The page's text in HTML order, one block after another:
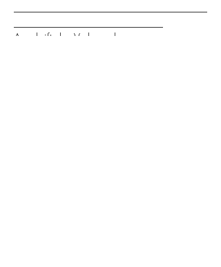
Anschrift des Verbrauchers: